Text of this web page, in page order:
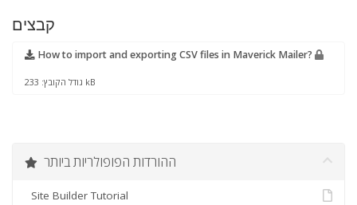
קבצים
How to import and exporting CSV files in Maverick Mailer?
גודל הקובץ: 233 kB
ההורדות הפופולריות ביותר
Site Builder Tutorial